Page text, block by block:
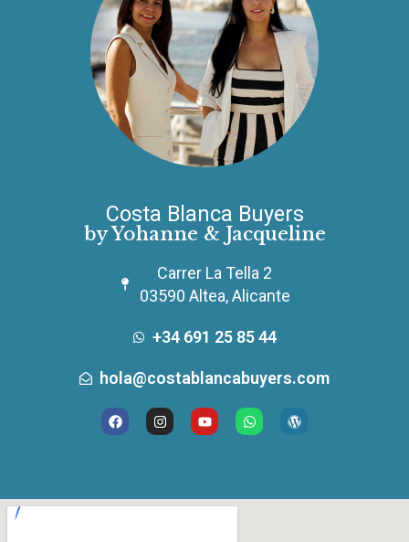
Costa Blanca Buyers
by Yohanne & Jacqueline
Carrer La Tella 2
03590 Altea, Alicante
+34 691 25 85 44
hola@costablancabuyers.com